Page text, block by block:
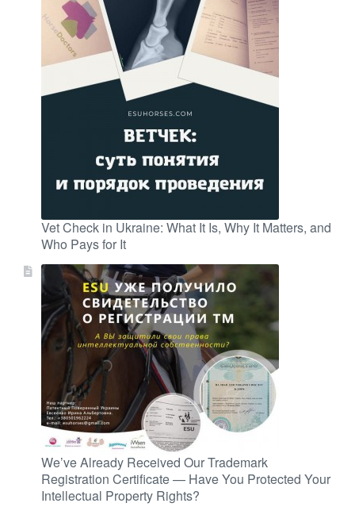
Vet Check in Ukraine: What It Is, Why It Matters, and
Who Pays for It
We’ve Already Received Our Trademark
Registration Certificate — Have You Protected Your
Intellectual Property Rights?